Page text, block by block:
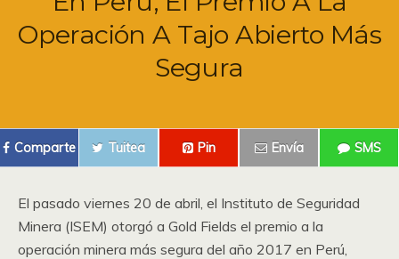
Operación A Tajo Abierto Más
Segura
Comparte Tuitea Pin Envía SMS
El pasado viernes 20 de abril, el Instituto de Seguridad
Minera (ISEM) otorgó a Gold Fields el premio a la
operación minera más segura del año 2017 en Perú,